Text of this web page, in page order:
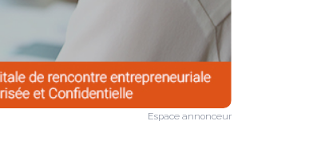
Espace annonceur